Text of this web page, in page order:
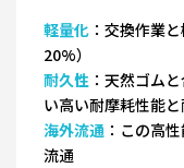
軽量化 ：交換作業
20%）
耐久性 ：天然ゴム
い高い耐摩耗性能
海外流通 ：この高
流通